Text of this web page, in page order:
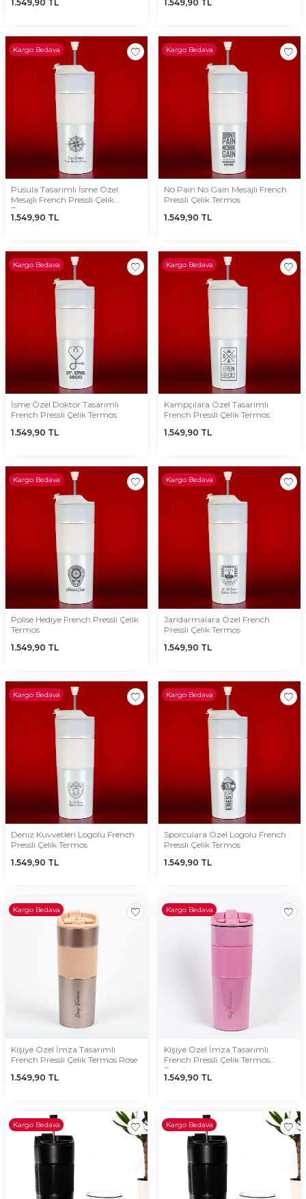
1.549,90 TL 1.549,90 TL
Kargo Bedava
Pusula Tasarımlı İsme Özel
Mesajlı French Pressli Çelik
Termos
1.549,90 TL
Kargo Bedava
No Pain No Gain Mesajlı French
Pressli Çelik Termos
1.549,90 TL
Kargo Bedava
İsme Özel Doktor Tasarımlı
French Pressli Çelik Termos
1.549,90 TL
Kargo Bedava
Kampçılara Özel Tasarımlı
French Pressli Çelik Termos
1.549,90 TL
Kargo Bedava
Polise Hediye French Pressli Çelik
Termos
1.549,90 TL
Kargo Bedava
Jandarmalara Özel French
Pressli Çelik Termos
1.549,90 TL
Kargo Bedava
Deniz Kuvvetleri Logolu French
Pressli Çelik Termos
1.549,90 TL
Kargo Bedava
Sporculara Özel Logolu French
Pressli Çelik Termos
1.549,90 TL
Kargo Bedava
Kişiye Özel İmza Tasarımlı
French Pressli Çelik Termos Rose
1.549,90 TL
Kargo Bedava
Kişiye Özel İmza Tasarımlı
French Pressli Çelik Termos
Pembe
1.549,90 TL
Kargo Bedava Kargo Bedava